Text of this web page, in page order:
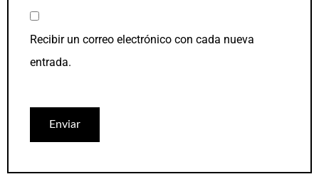
Recibir un correo electrónico con cada nueva
entrada.